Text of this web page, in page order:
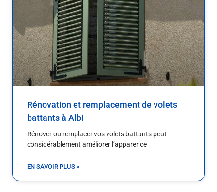
Rénovation et remplacement de volets
battants à Albi
Rénover ou remplacer vos volets battants peut
considérablement améliorer l’apparence
EN SAVOIR PLUS »